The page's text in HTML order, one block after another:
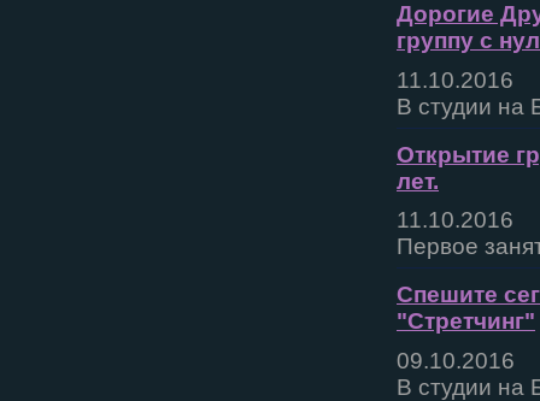
Дорогие
группу с
11.10.2016
В студии на
Открытие
лет.
11.10.2016
Первое
Спешите
"Стретчинг"
09.10.2016
В студии на